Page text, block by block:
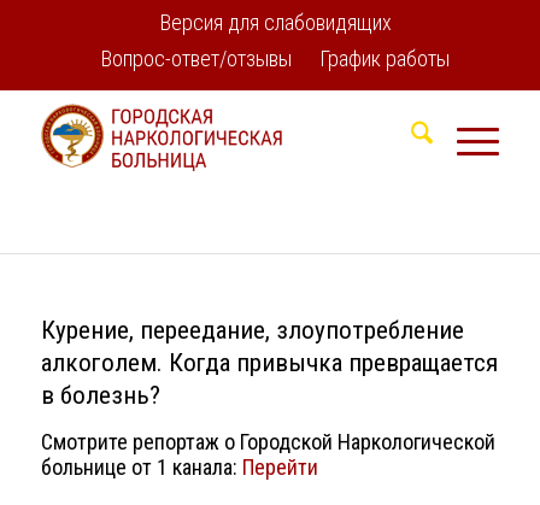
Версия для слабовидящих
Вопрос-ответ/отзывы
График работы
Курение, переедание, злоупотребление
алкоголем. Когда привычка превращается
в болезнь?
Смотрите репортаж о Городской Наркологической
больнице от 1 канала: Перейти